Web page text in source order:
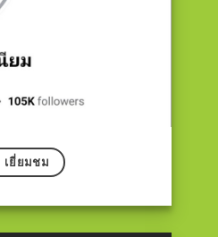
เยี่ยมชม